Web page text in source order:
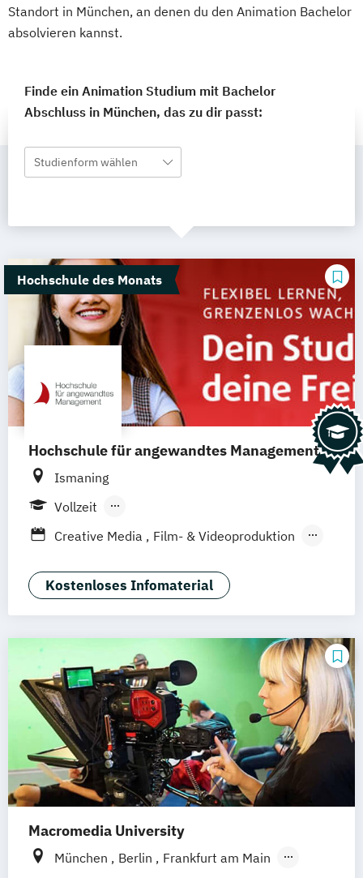
Standort in München, an denen du den Animation Bachelor
absolvieren kannst.
Finde ein Animation Studium mit Bachelor
Abschluss in München, das zu dir passt:
Studienform wählen
Hochschule des Monats
Hochschule für angewandtes Management
Ismaning
Vollzeit
Berufsbegleitendes Präsenzstudium
Creative Media
Film- & Videoproduktion
Media Studies Medienmanagement
Medienpsychologie Musikproduktion
Software Design & User Experience
Sportjournalismus
Kostenloses Infomaterial
Macromedia University
München Berlin
Frankfurt am Main